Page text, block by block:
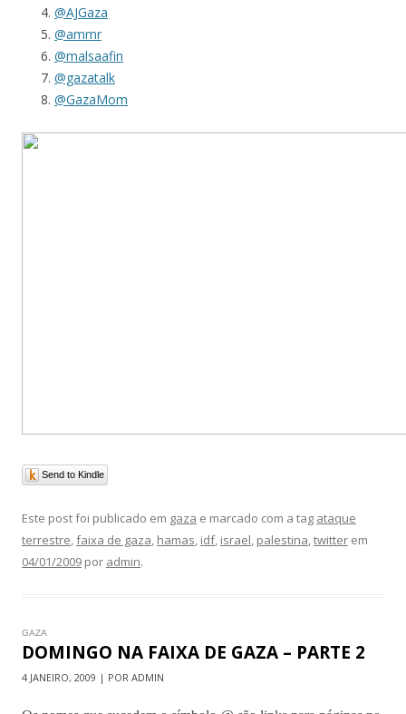
@AJGaza
@ammr
@malsaafin
@gazatalk
@GazaMom
Send to Kindle
Este post foi publicado em gaza e marcado com a tag ataque
terrestre,faixa de gaza, hamas, idf, israel, palestina,twitter em
04/01/2009 por admin.
GAZA
DOMINGO NA FAIXA DE GAZA – PARTE 2
4 JANEIRO, 2009 | POR ADMIN